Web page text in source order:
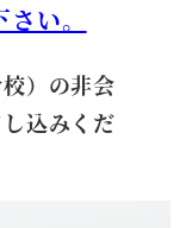
い。
）の非会
込みくだ